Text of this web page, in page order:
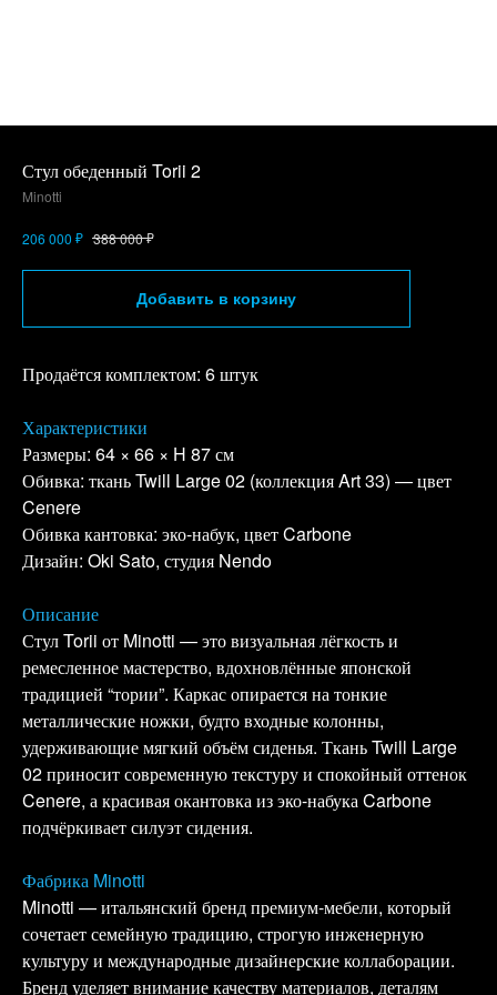
Стул обеденный Torii 2
Minotti
206 000 ₽ 388 000₽
Добавить в корзину
Продаётся комплектом: 6 штук
Характеристики
Размеры: 64 × 66 × H 87 см
Обивка: ткань Twill Large 02 (коллекция Art 33) — цвет
Cenere
Обивка кантовка: эко-набук, цвет Carbone
Дизайн: Oki Sato, студия Nendo
Описание
Стул Torii от Minotti — это визуальная лёгкость и
ремесленное мастерство, вдохновлённые японской
традицией “тории”. Каркас опирается на тонкие
металлические ножки, будто входные колонны,
удерживающие мягкий объём сиденья. Ткань Twill Large
02 приносит современную текстуру и спокойный оттенок
Cenere, а красивая окантовка из эко-набука Carbone
подчёркивает силуэт сидения.
Фабрика Minotti
Minotti — итальянский бренд премиум-мебели, который
сочетает семейную традицию, строгую инженерную
культуру и международные дизайнерские коллаборации.
Бренд уделяет внимание качеству материалов, деталям